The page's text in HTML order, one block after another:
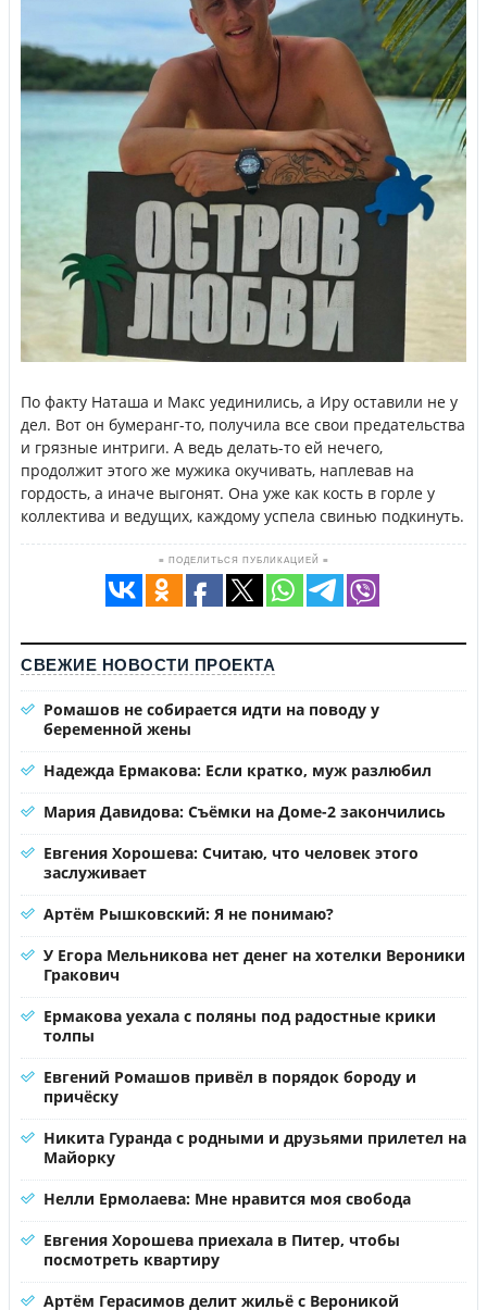
По факту Наташа и Макс уединились, а Иру оставили не у
дел. Вот он бумеранг-то, получила все свои предательства
и грязные интриги. А ведь делать-то ей нечего,
продолжит этого же мужика окучивать, наплевав на
гордость, а иначе выгонят. Она уже как кость в горле у
коллектива и ведущих, каждому успела свинью подкинуть.
≡ ПОДЕЛИТЬСЯ ПУБЛИКАЦИЕЙ ≡
СВЕЖИЕ НОВОСТИ ПРОЕКТА
Ромашов не собирается идти на поводу у
беременной жены
Надежда Ермакова: Если кратко, муж разлюбил
Мария Давидова: Съёмки на Доме-2 закончились
Евгения Хорошева: Считаю, что человек этого
заслуживает
Артём Рышковский: Я не понимаю?
У Егора Мельникова нет денег на хотелки Вероники
Гракович
Ермакова уехала с поляны под радостные крики
толпы
Евгений Ромашов привёл в порядок бороду и
причёску
Никита Гуранда с родными и друзьями прилетел на
Майорку
Нелли Ермолаева: Мне нравится моя свобода
Евгения Хорошева приехала в Питер, чтобы
посмотреть квартиру
Артём Герасимов делит жильё с Вероникой